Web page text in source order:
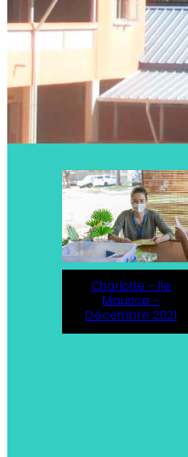
Charlotte – Ile
Maurice –
Décembre 2021